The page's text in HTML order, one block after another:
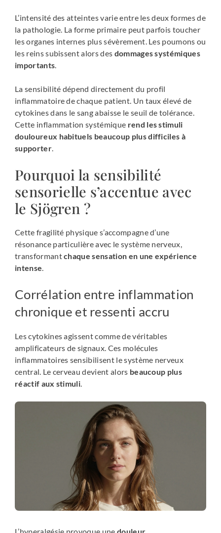
L’intensité des atteintes varie entre les deux formes de
la pathologie. La forme primaire peut parfois toucher
les organes internes plus sévèrement. Les poumons ou
les reins subissent alors des dommages systémiques
importants
La sensibilité dépend directement du profil
inflammatoire de chaque patient. Un taux élevé de
cytokines dans le sang abaisse le seuil de tolérance.
Cette inflammation systémique rend les stimuli
douloureux habituels beaucoup plus difficiles à
supporter.
Pourquoi la sensibilité
sensorielle s’accentue avec
le Sjögren ?
Cette fragilité physique s’accompagne d’une
résonance particulière avec le système nerveux,
transformantchaque sensation en une expérience
intense
Corrélation entre inflammation
chronique et ressenti accru
Les cytokines agissent comme de véritables
amplificateurs de signaux. Ces molécules
inflammatoires sensibilisent le système nerveux
central. Le cerveau devient alors beaucoup plus
réactif aux stimuli